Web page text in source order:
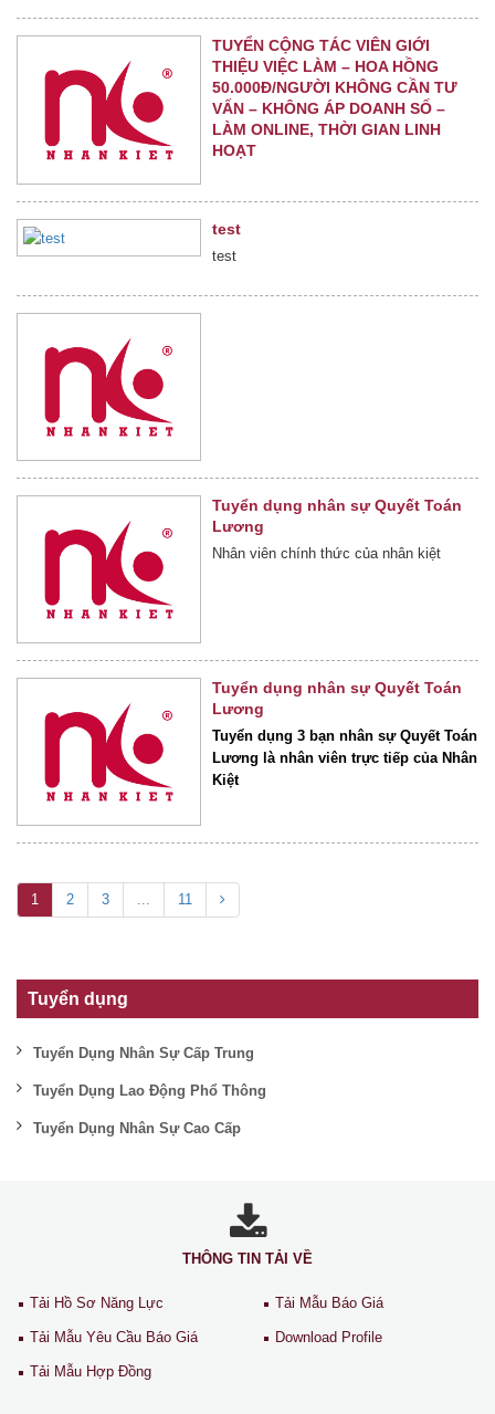
TUYỂN CỘNG TÁC VIÊN GIỚI
THIỆU VIỆC LÀM – HOA HỒNG
50.000Đ/NGƯỜI KHÔNG CẦN TƯ
VẤN – KHÔNG ÁP DOANH SỐ –
LÀM ONLINE, THỜI GIAN LINH
HOẠT
test
test
Tuyển dụng nhân sự Quyết Toán
Lương
Nhân viên chính thức của nhân kiệt
Tuyển dụng nhân sự Quyết Toán
Lương
Tuyển dụng 3 bạn nhân sự Quyết Toán
Lương là nhân viên trực tiếp của Nhân
Kiệt
1 2 3 ... 11
Tuyển dụng
Tuyển Dụng Nhân Sự Cấp Trung
Tuyển Dụng Lao Động Phổ Thông
Tuyển Dụng Nhân Sự Cao Cấp
THÔNG TIN TẢI VỀ
Tải Hồ Sơ Năng Lực Tải Mẫu Báo Giá
Tải Mẫu Yêu Cầu Báo Giá Download Profile
Tải Mẫu Hợp Đồng